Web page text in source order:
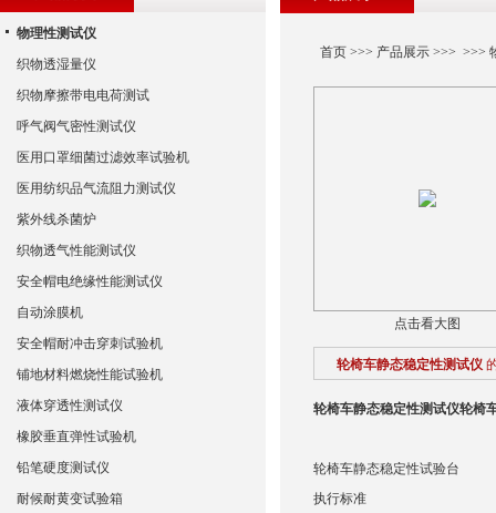
首页>>> 产品展示>>> >>>
点击看大图
轮椅车静态稳定性测试仪
轮椅车静态稳定性测试仪轮椅
轮椅车静态稳定性试验台
执行标准
物理性测试仪
织物透湿量仪
织物摩擦带电电荷测试
呼气阀气密性测试仪
医用口罩细菌过滤效率试验机
医用纺织品气流阻力测试仪
紫外线杀菌炉
织物透气性能测试仪
安全帽电绝缘性能测试仪
自动涂膜机
安全帽耐冲击穿刺试验机
铺地材料燃烧性能试验机
液体穿透性测试仪
橡胶垂直弹性试验机
铅笔硬度测试仪
耐候耐黄变试验箱